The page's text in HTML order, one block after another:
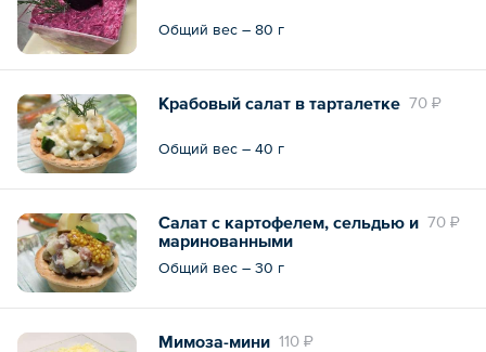
Общий вес – 80 г
70 ₽
Крабовый салат в тарталетке
Общий вес – 40 г
70 ₽
Салат с картофелем, сельдью и
маринованными
шампиньонами в тарталетке
Общий вес – 30 г
110 ₽
Мимоза-мини